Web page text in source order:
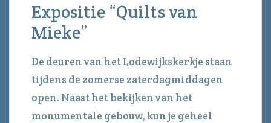
Expositie “Quilts van
Mieke”
De deuren van het Lodewijkskerkje staan
tijdens de zomerse zaterdagmiddagen
open. Naast het bekijken van het
monumentale gebouw, kun je geheel